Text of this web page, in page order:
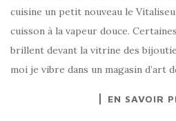
cuisine un petit nouveau le
cuisson à la vapeur douce.
brillent devant la vitrine des
moi je vibre dans un magasin d’art
EN SAVOIR